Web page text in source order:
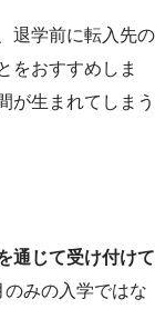
退学前に転入先の
をおすすめしま
が生まれてしまう
通じて受け付けて
みの入学ではな